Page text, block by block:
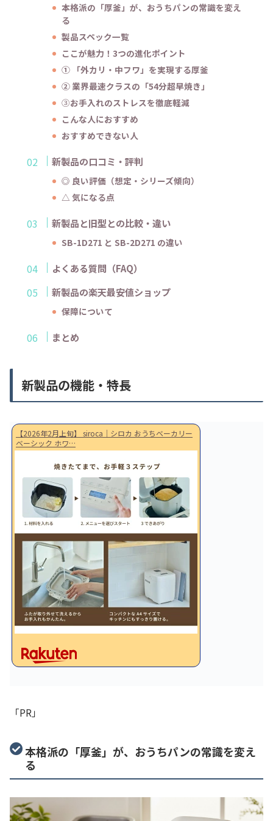
本格派の「厚釜」が、おうちパンの常識を変え
る
製品スペック一覧
ここが魅力！3つの進化ポイント
① 「外カリ・中フワ」を実現する厚釜
② 業界最速クラスの「54分超早焼き」
③お手入れのストレスを徹底軽減
こんな人におすすめ
おすすめできない人
新製品の口コミ・評判
◎ 良い評価（想定・シリーズ傾向）
△ 気になる点
新製品と旧型との比較・違い
SB-1D271 と SB-2D271 の違い
よくある質問（FAQ）
新製品の楽天最安値ショップ
保障について
まとめ
新製品の機能・特長
【2026年2月上旬】 siroca｜シロカ おうちベーカリー
ベーシック ホワ…
「PR」
本格派の「厚釜」が、おうちパンの常識を変え
る